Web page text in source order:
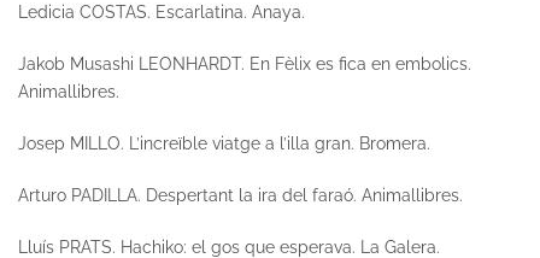
Ledicia COSTAS. Escarlatina. Anaya.
Jakob Musashi LEONHARDT. En Fèlix es fica en embolics.
Animallibres.
Josep MILLO. L’increïble viatge a l’illa gran. Bromera.
Arturo PADILLA. Despertant la ira del faraó. Animallibres.
Lluís PRATS. Hachiko: el gos que esperava. La Galera.